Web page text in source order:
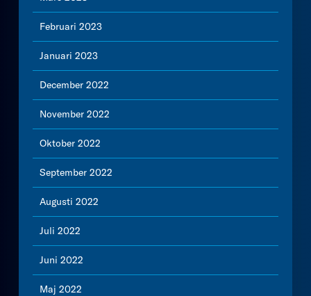
Februari 2023
Januari 2023
December 2022
November 2022
Oktober 2022
September 2022
Augusti 2022
Juli 2022
Juni 2022
Maj 2022